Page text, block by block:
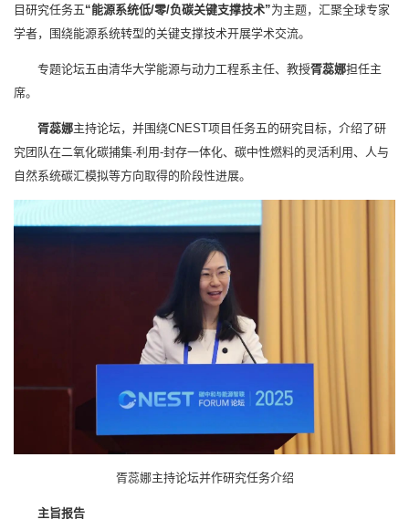
目研究任务五“能源系统低/零/负碳关键支撑技术”为主题，汇聚全球专家
学者，围绕能源系统转型的关键支撑技术开展学术交流。
专题论坛五由清华大学能源与动力工程系主任、教授胥蕊娜担任主
席。
胥蕊娜主持论坛，并围绕CNEST项目任务五的研究目标，介绍了研
究团队在二氧化碳捕集-利用-封存一体化、碳中性燃料的灵活利用、人与
自然系统碳汇模拟等方向取得的阶段性进展。
胥蕊娜主持论坛并作研究任务介绍
主旨报告